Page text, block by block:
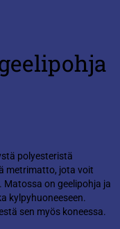
polyesteristä
metrimatto, jota voit
on geelipohja ja
kylpyhuoneeseen.
sen myös koneessa.